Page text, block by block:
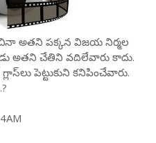
అతని పక్కన విజయ నిర్మల
అతని చేతిని వదిలేవారు కాదు.
పెట్టుకుని కనిపించేవారు.